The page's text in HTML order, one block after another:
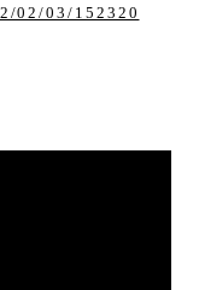
02/03/152320